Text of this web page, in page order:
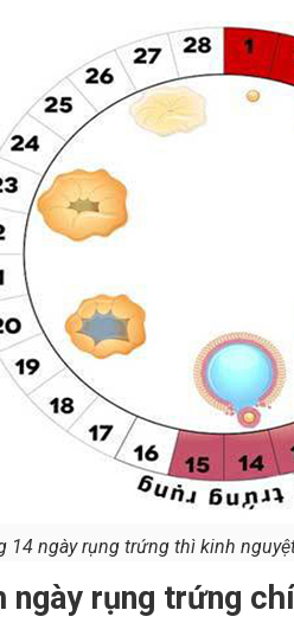
14 ngày rụng trứng thì kinh
ngày rụng trứng